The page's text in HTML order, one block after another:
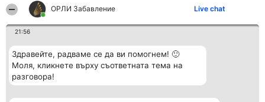
ОРЛИ Забавление Live chat
21:56
Здравейте, радваме се да ви помогнем! 🙂
Моля, кликнете върху съответната тема на
разговора!